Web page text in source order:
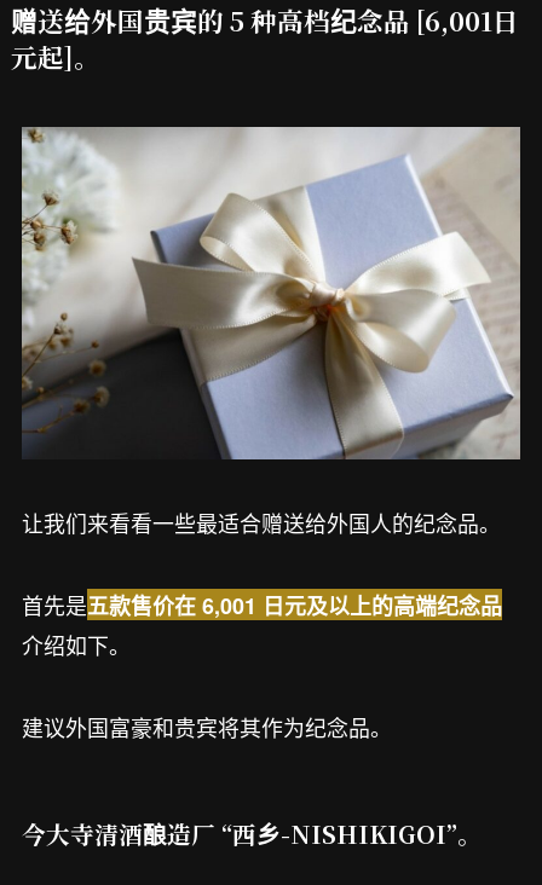
赠送给外国贵宾的 5 种高档纪念品 [6,001日
元起]。
让我们来看看一些最适合赠送给外国人的纪念品。
首先是五款售价在 6,001 日元及以上的高端纪念品
介绍如下。
建议外国富豪和贵宾将其作为纪念品。
今大寺清酒酿造厂 “西乡-NISHIKIGOI”。